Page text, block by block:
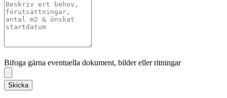
Bifoga gärna eventuella dokument, bilder eller ritningar
Skicka